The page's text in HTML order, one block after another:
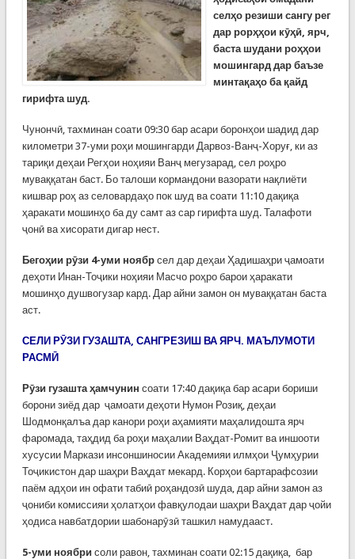
селҳо резиши сангу рег
дар рорҳҳои кӯҳӣ, ярч,
баста шудани роҳҳои
мошингард дар баъзе
минтақаҳо ба қайд
гирифта шуд.
Чунончӣ, тахминан соати 09:30 бар асари боронҳои шадид дар
километри 37-уми роҳи мошингарди Дарвоз-Ванҷ-Хоруғ, ки аз
тариқи деҳаи Регҳои ноҳияи Ванҷ мегузарад, сел роҳро
муваққатан баст. Бо талоши кормандони вазорати нақлиёти
кишвар роҳ аз селовардаҳо пок шуд ва соати 11:10 дақиқа
ҳаракати мошинҳо ба ду самт аз сар гирифта шуд. Талафоти
ҷонӣ ва хисорати дигар нест.
Бегоҳии рӯзи 4-уми ноябрсел дар деҳаи Ҳадишаҳри ҷамоати
деҳоти Инан-Тоҷики ноҳияи Масчо роҳро барои ҳаракати
мошинҳо душвогузар кард. Дар айни замон он муваққатан баста
аст.
СЕЛИ РӮЗИ ГУЗАШТА, САНГРЕЗИШ ВА ЯРЧ. МАЪЛУМОТИ
РАСМӢ
Рӯзи гузашта ҳамчунин соати 17:40 дақиқа бар асари бориши
борони зиёд дар ҷамоати деҳоти Нумон Розиқ, деҳаи
Шодмонқалъа дар канори роҳи аҳамияти маҳалидошта ярч
фаромада, таҳдид ба роҳи маҳалии Ваҳдат-Ромит ва иншооти
хусусии Маркази инсоншиносии Академияи илмҳои Ҷумҳурии
Тоҷикистон дар шаҳри Ваҳдат мекард. Корҳои бартарафсозии
паём адҳои ин офати табиӣ роҳандозӣ шуда, дар айни замон аз
ҷониби комиссияи ҳолатҳои фавқулодаи шаҳри Ваҳдат дар ҷойи
ҳодиса навбатдории шабонарӯзӣ ташкил намудааст.
5-уми ноябри соли равон, тахминан соати 02:15 дақиқа, бар